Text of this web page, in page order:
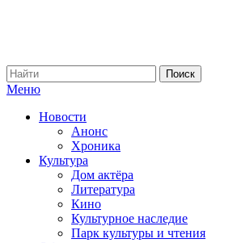
Меню
Новости
Анонс
Хроника
Культура
Дом актёра
Литература
Кино
Культурное наследие
Парк культуры и чтения